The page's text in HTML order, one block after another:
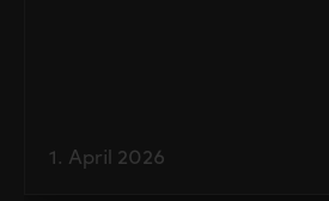
1. April 2026